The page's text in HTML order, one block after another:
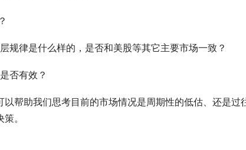
规律是什么样的，是否和美股等其它主要市场一致？
否有效？
以帮助我们思考目前的市场情况是周期性的低估、还是过
。